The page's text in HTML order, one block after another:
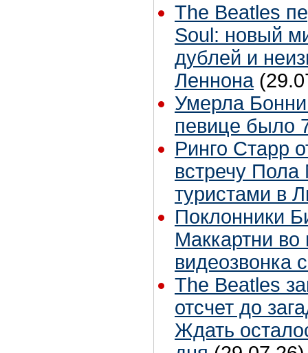
The Beatles
Soul: новый
дублей и
Леннона
Умерла
певице было
Ринго Старр
встречу Пола
туристами в
Поклонники
Маккартни во
видеозвонка
The Beatles
отсчет до
Ждать